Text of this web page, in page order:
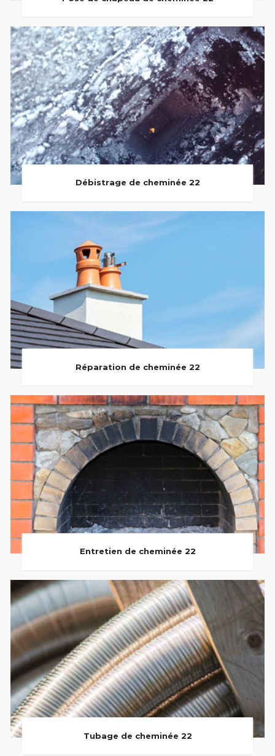
Débistrage de cheminée 22
Réparation de cheminée 22
Entretien de cheminée 22
Tubage de cheminée 22